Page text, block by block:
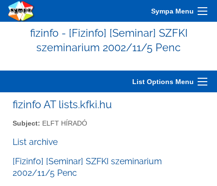
Sympa Menu
fizinfo - [Fizinfo] [Seminar] SZFKI
szeminarium 2002/11/5 Penc
List Options Menu
fizinfo AT lists.kfki.hu
Subject: ELFT HÍRADÓ
List archive
[Fizinfo] [Seminar] SZFKI szeminarium
2002/11/5 Penc